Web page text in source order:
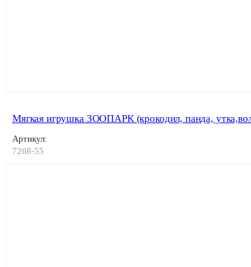
Мягкая игрушка ЗООПАРК (крокодил, панда,
Артикул:
7268-55